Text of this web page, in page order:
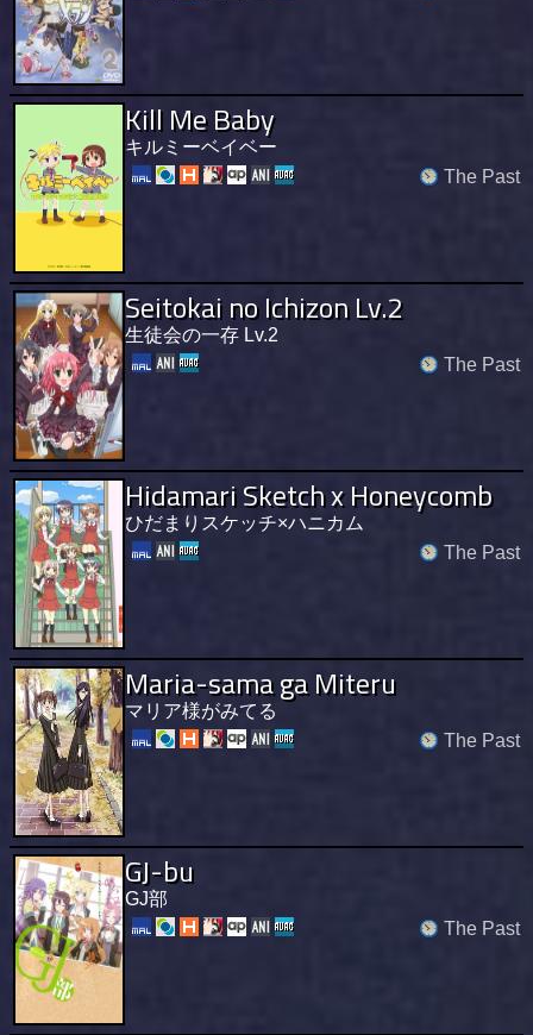
Kill Me Baby
キルミーベイベー
The Past
Seitokai no Ichizon Lv.2
生徒会の一存 Lv.2
The Past
Hidamari Sketch x Honeycomb
ひだまりスケッチ×ハニカム
The Past
Maria-sama ga Miteru
マリア様がみてる
The Past
GJ-bu
GJ部
The Past